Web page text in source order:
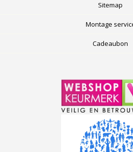
Sitemap
Montage
Cadeaubon